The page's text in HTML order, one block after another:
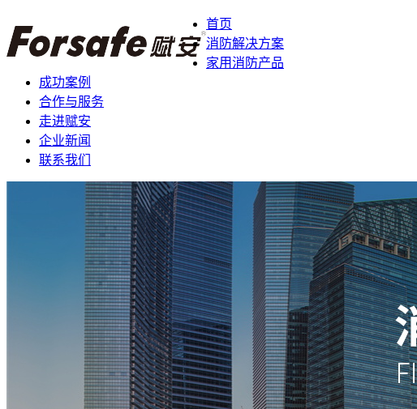
首页
消防解决方案
家用消防产品
成功案例
合作与服务
走进赋安
企业新闻
联系我们